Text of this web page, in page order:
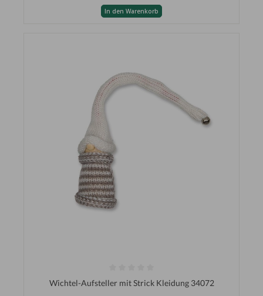
In den Warenkorb
Wichtel-Aufsteller mit Strick Kleidung 34072